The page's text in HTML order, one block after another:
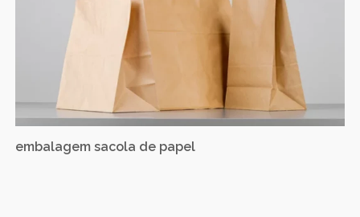
embalagem sacola de papel